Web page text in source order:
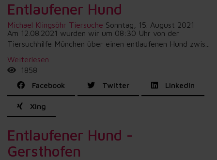
Entlaufener Hund
Michael Klingsöhr Tiersuche Sonntag, 15. August 2021
Am 12.08.2021 wurden wir um 08:30 Uhr von der
Tiersuchhilfe München über einen entlaufenen Hund zwis...
Weiterlesen
1858
Facebook
Twitter LinkedIn
Xing
Entlaufener Hund -
Gersthofen